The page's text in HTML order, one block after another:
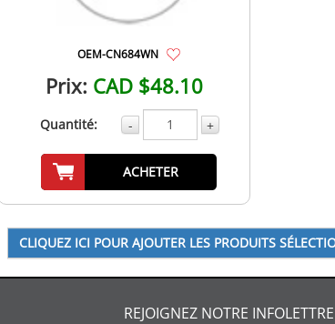
OEM-CN684WN
Prix: CAD $48.10
Quantité: - +
ACHETER
REJOIGNEZ NOTRE INFOLETTRE